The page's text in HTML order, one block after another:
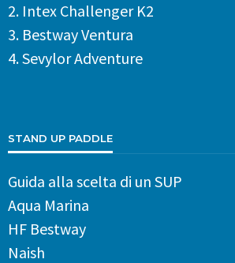
2. Intex Challenger K2
3. Bestway Ventura
4.Sevylor Adventure
STAND UP PADDLE
Guida alla scelta di un SUP
Aqua Marina
HF Bestway
Naish